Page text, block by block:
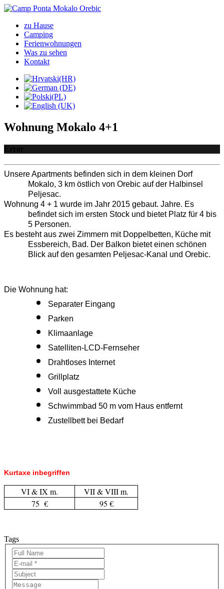
zu Hause
Camping
Ferienwohnungen
Was zu sehen
Kontakt
Wohnung Mokalo 4+1
Error
Unsere Apartments befinden sich in dem kleinen Dorf
Mokalo, 3 km östlich von Orebic auf der Halbinsel
Peljesac.
Wohnung 4 + 1 wurde im Jahr 2015 gebaut. Jahre. Es
befindet sich im ersten Stock und bietet Platz für 4 bis
5 Personen.
Es besteht aus zwei Zimmern mit Doppelbetten, Küche mit
Essbereich, Bad. Der Balkon bietet einen schönen
Blick auf den gesamten Peljesac-Kanal und Orebic.
Die Wohnung hat:
Separater Eingang
Parken
Klimaanlage
Satelliten-LCD-Fernseher
Drahtloses Internet
Grillplatz
Voll ausgestattete Küche
Schwimmbad 50 m vom Haus entfernt
Zustellbett bei Bedarf
Kurtaxe inbegriffen
VI & IX m.
VII & VIII m.
75 €
95 €
Tags